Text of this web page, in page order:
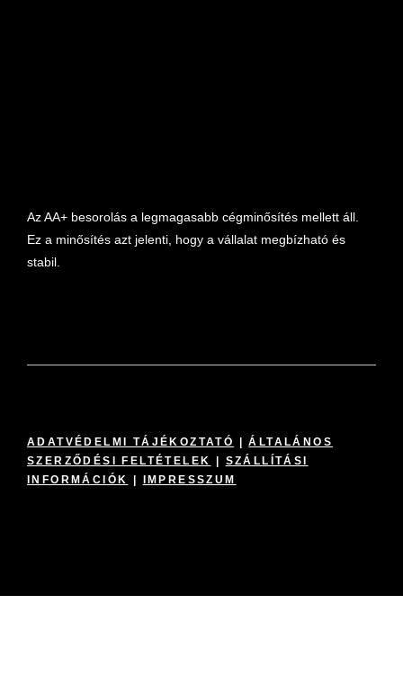
Az AA+ besorolás a legmagasabb cégminősítés mellett áll.
Ez a minősítés azt jelenti, hogy a vállalat megbízható és
stabil.
ADATVÉDELMI TÁJÉKOZTATÓ |ÁLTALÁNOS
SZERZŐDÉSI FELTÉTELEK
| SZÁLLÍTÁSI
INFORMÁCIÓK
| IMPRESSZUM